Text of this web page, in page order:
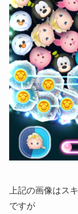
上記の画像はス
ですが